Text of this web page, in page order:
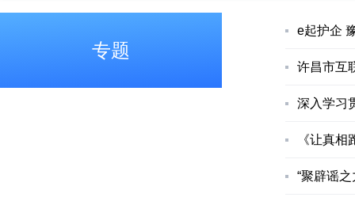
专题
e起护企
许昌市互
深入学习
《让真
“聚辟谣